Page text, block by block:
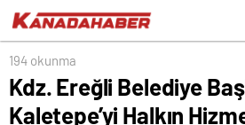
194 okunma
Kdz. Ereğli Belediye
Kaletepe’yi Halkın